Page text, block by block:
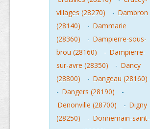
villages (28270)
- Dambron
(28140)
- Dammarie
(28360)
- Dampierre-sous-
brou (28160)
- Dampierre-
sur-avre (28350)
- Dancy
(28800)
- Dangeau (28160)
- Dangers (28190)
-
Denonville (28700)
- Digny
(28250)
- Donnemain-saint-